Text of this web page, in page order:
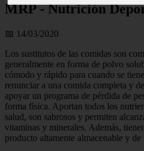
MRP - Nutrición
📅 14/03/2020
Los sustitutos de las comidas son
generalmente en forma de polvo
cómodo y rápido para cuando se
renunciar a una comida completa y
apoyar un programa de pérdida de
forma física. Aportan todos los
salud, son sabrosos y permiten
vitaminas y minerales. Además,
producto altamente almacenable y